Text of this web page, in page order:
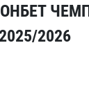
2026